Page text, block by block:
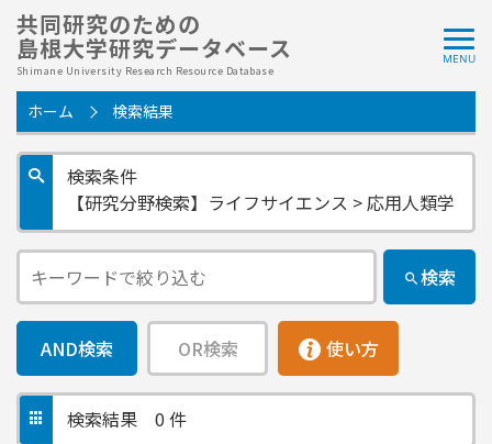
共同研究のための
島根大学研究データベース
Shimane University Research Resource Database
ホーム 検索結果
検索条件
【研究分野検索】ライフサイエンス > 応用人類学
検索
AND検索 OR検索 使い方
検索結果 0 件